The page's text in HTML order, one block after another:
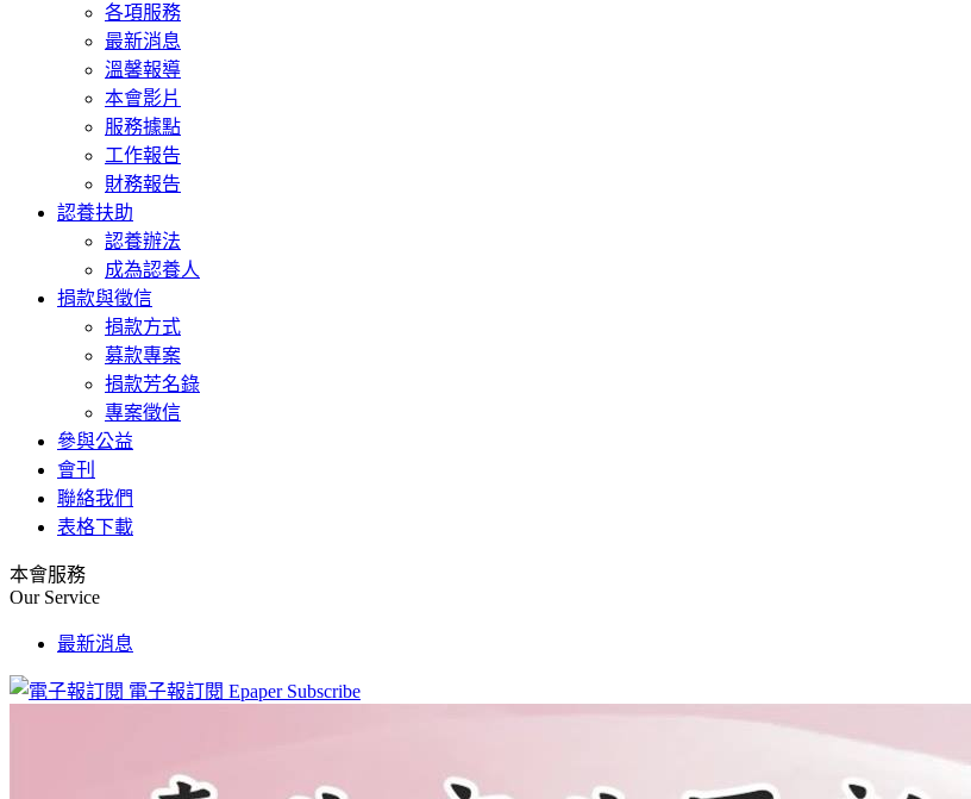
各項服務
最新消息
溫馨報導
本會影片
服務據點
工作報告
財務報告
認養扶助
認養辦法
成為認養人
捐款與徵信
捐款方式
募款專案
捐款芳名錄
專案徵信
參與公益
會刊
聯絡我們
表格下載
本會服務
Our Service
最新消息
電子報訂閱 Epaper Subscribe